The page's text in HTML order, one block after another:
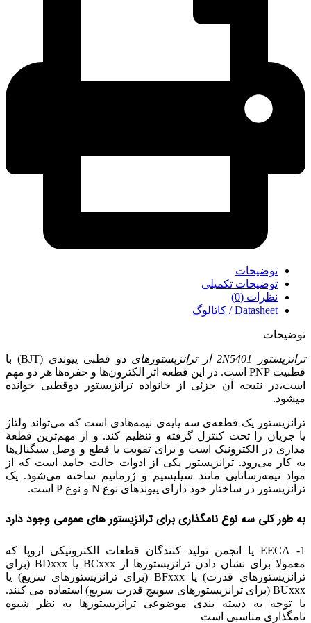
توضیحات
توضیحات تکمیلی
نظرات (0)
Datasheet / کاتالوگ
توضیحات
ترانزیستور 2N5401 از ترانزیستورهای
دو قطبی پیوندی (BJT) با
قطبیت PNP است. در این قطعه اثر الکترون‌ها و حفره‌ها هر دو مهم
است،در نتیجه آن جزئی از خانواده ترانزیستور دوقطبی خوانده
میشود.
ترانزیستور یک قطعه‌ی سه پایه‌ی نیمه‌هادی است که می‌تواند ولتاژ
یا جریان را تحت کنترل گرفته و تنظیم کند. و از مهم‌ترین قطعۀ
مداری در الکترونیک است و برای تقویت یا قطع و وصل سیگنال‌ها
به کار می‌رود. ترانزیستور یکی از ادوات حالت جامد است که از
مواد نیمه‌رسانایی مانند سیلیسیم و ژرمانیم ساخته می‌شود. یک
ترانزیستور در ساختار خود دارای پیوندهای نوع N و نوع P است.
به طور کلی سه نوع نامگذاری برای ترانزیستور های عمومی وجود دارد
1- EECA یا انجمن تولید کنندگان قطعات الکترونیکی اروپا که
معمولا برای نشان دادن ترانزیستورها از BCxxx یا BDxxx (برای
ترانزیستورهای قدرت) یا BFxxx (برای ترانزیستورهای سریع) یا
BUxxx (برای ترانزیستورهای سوییچ قدرت سریع) استفاده می کنند.
با توجه به دسته بندی موضوعی ترانزیستورها به نظر شیوه
نامگذاری مناسبی است